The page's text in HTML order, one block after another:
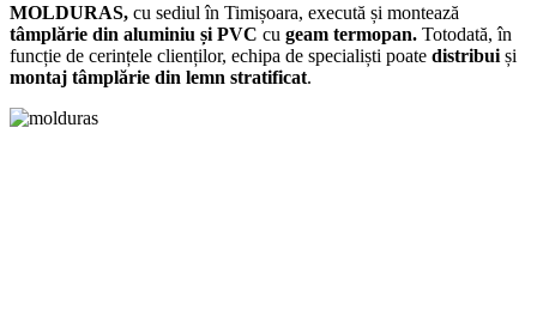
MOLDURAS, cu sediul în Timișoara, execută și montează
tâmplărie din aluminiu și PVC cu geam termopan. Totodată, în
funcție de cerințele clienților, echipa de specialiști poate distribui și
montaj tâmplărie din lemn stratificat.